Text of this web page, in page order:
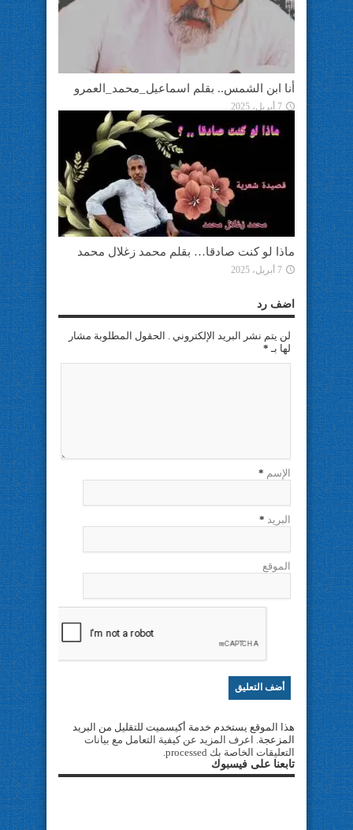
أنا ابن الشمس.. بقلم اسماعيل_محمد_العمرو
7 أبريل، 2025
ماذا لو كنت صادقا… بقلم محمد زغلال محمد
7 أبريل، 2025
اضف رد
لن يتم نشر البريد الإلكتروني . الحقول المطلوبة مشار
لها بـ *
الإسم *
البريد *
الموقع
هذا الموقع يستخدم خدمة أكيسميت للتقليل من البريد
المزعجة. اعرف المزيد عن كيفية التعامل مع بيانات
التعليقات الخاصة بك processed
تابعنا على فيسبوك